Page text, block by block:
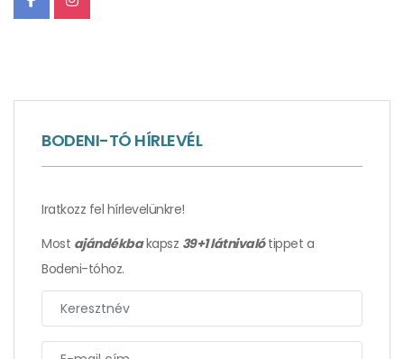
BODENI-TÓ HÍRLEVÉL
Iratkozz fel hírlevelünkre!
Most ajándékbakapsz 39+1 látnivalótippet a
Bodeni-tóhoz.